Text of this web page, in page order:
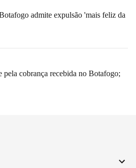
admite expulsão 'mais feliz da
pela cobrança recebida no Botafogo;